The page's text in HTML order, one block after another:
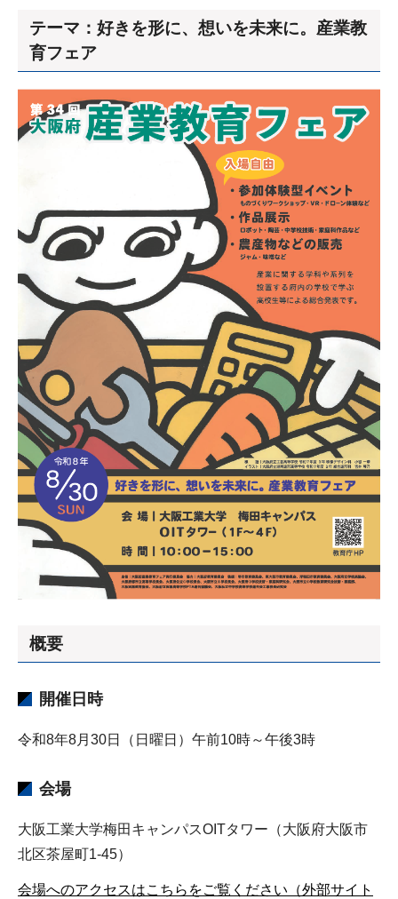
テーマ：好きを形に、想いを未来に。産業教
育フェア
概要
開催日時
令和8年8月30日（日曜日）午前10時～午後3時
会場
大阪工業大学梅田キャンパスOITタワー（大阪府大阪市
北区茶屋町1-45）
会場へのアクセスはこちらをご覧ください（外部サイト